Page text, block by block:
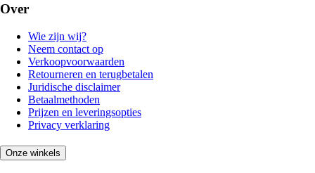
Over
Wie zijn wij?
Neem contact op
Verkoopvoorwaarden
Retourneren en terugbetalen
Juridische disclaimer
Betaalmethoden
Prijzen en leveringsopties
Privacy verklaring
Onze winkels